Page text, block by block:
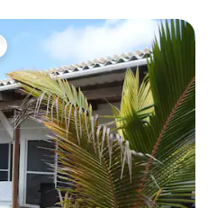
dos hóspedes